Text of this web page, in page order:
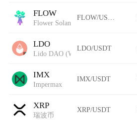
FLOW
Flower Solana
LDO
Lido DAO (Wormhole)
LDO/USDT
IMX
Impermax
IMX/USDT
XRP
瑞波币
XRP/USDT